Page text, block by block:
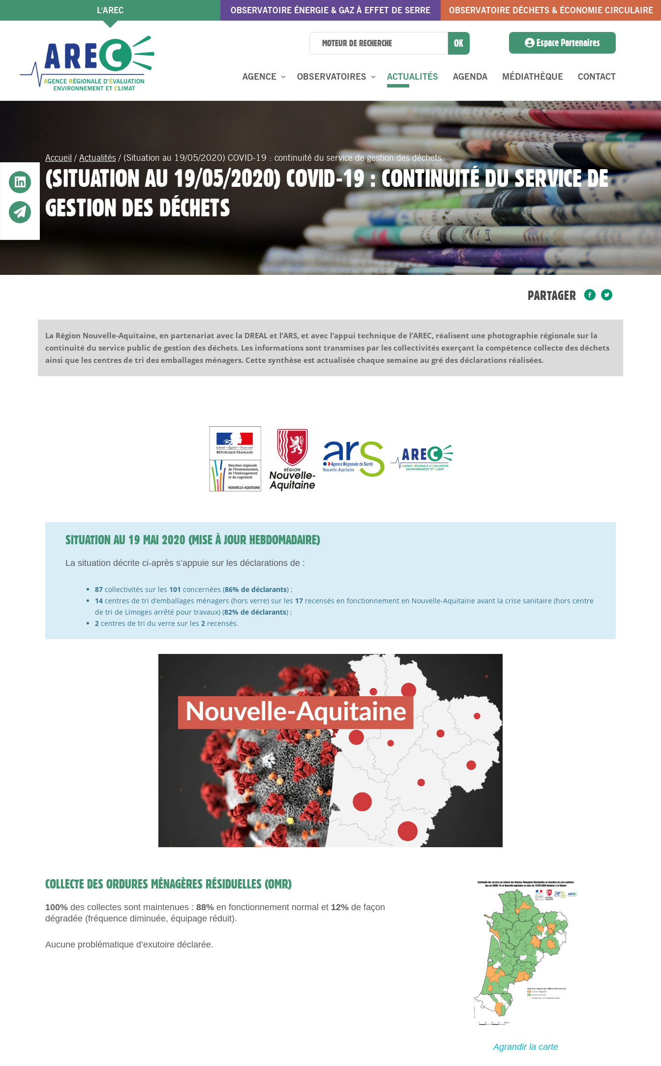
L'AREC OBSERVATOIRE ÉNERGIE & GAZ À EFFET DE SERRE OBSERVATOIRE DÉCHETS & ÉCONOMIE CIRCULAIRE
Espace Partenaires
AGENCE OBSERVATOIRES ACTUALITÉS AGENDA MÉDIATHÈQUE CONTACT
Accueil / Actualités / (Situation au 19/05/2020) COVID-19 : continuité du service de gestion des déchets
(SITUATION AU 19/05/2020) COVID-19 : CONTINUITÉ DU SERVICE DE
GESTION DES DÉCHETS
PARTAGER
La Région Nouvelle-Aquitaine, en partenariat avec la DREAL et l’ARS, et avec l’appui technique de l’AREC, réalisent une photographie régionale sur la
continuité du service public de gestion des déchets. Les informations sont transmises par les collectivités exerçant la compétence collecte des déchets
ainsi que les centres de tri des emballages ménagers. Cette synthèse est actualisée chaque semaine au gré des déclarations réalisées.
SITUATION AU 19 MAI 2020 (MISE À JOUR HEBDOMADAIRE)
La situation décrite ci-après s’appuie sur les déclarations de :
87 collectivités sur les 101 concernées (86% de déclarants) ;
14 centres de tri d’emballages ménagers (hors verre) sur les 17 recensés en fonctionnement en Nouvelle-Aquitaine avant la crise sanitaire (hors centre
de tri de Limoges arrêté pour travaux) (82% de déclarants) ;
2 centres de tri du verre sur les 2 recensés.
COLLECTE DES ORDURES MÉNAGÈRES RÉSIDUELLES (OMR)
100% des collectes sont maintenues : 88% en fonctionnement normal et 12% de façon
dégradée (fréquence diminuée, équipage réduit).
Aucune problématique d’exutoire déclarée.
Agrandir la carte
Button
Button